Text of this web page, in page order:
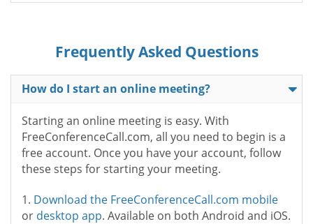
Frequently Asked Questions
How do I start an online meeting?
Starting an online meeting is easy. With
FreeConferenceCall.com, all you need to begin is a
free account. Once you have your account, follow
these steps for starting your meeting.
1. Download the FreeConferenceCall.com mobile
or desktop app. Available on both Android and iOS.